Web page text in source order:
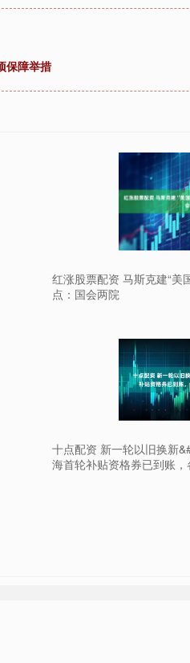
保障举措
红涨股票配资 马斯克建“美
点：国会两院
十点配资 新一轮以旧换新
海首轮补贴资格券已到账